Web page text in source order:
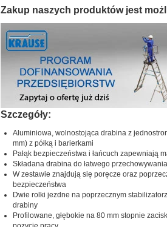
Zakup naszych produktów jest
Szczegóły:
Aluminiowa, wolnostojąca drabina z
mm) z półką i barierkami
Pałąk bezpieczeństwa i łańcuch zapewniają
Składana drabina do łatwego przechowywania
W zestawie znajdują się poręcze oraz
bezpieczeństwa
Dwie rolki jezdne na poprzecznym
drabiny
Profilowane, głębokie na 80 mm stopnie